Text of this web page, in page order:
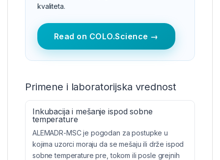
kvaliteta.
Read on COLO.Science →
Primene i laboratorijska vrednost
Inkubacija i mešanje ispod sobne
temperature
ALEMADR-MSC je pogodan za postupke u
kojima uzorci moraju da se mešaju ili drže ispod
sobne temperature pre, tokom ili posle grejnih